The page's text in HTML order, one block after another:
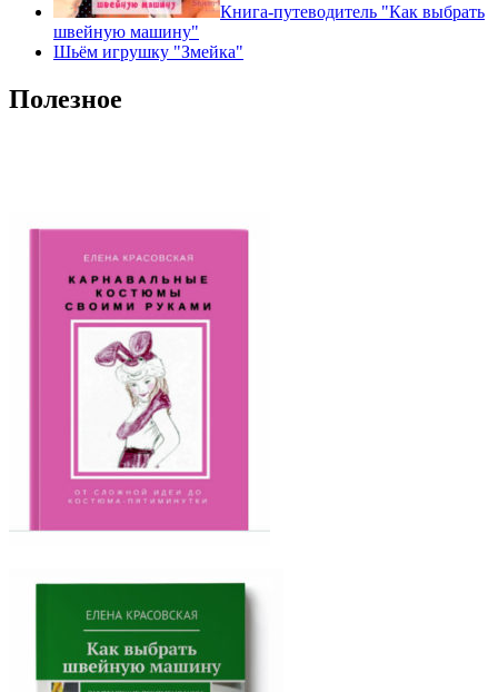
Книга-путеводитель "Как выбрать
швейную машину"
Шьём игрушку "Змейка"
Полезное